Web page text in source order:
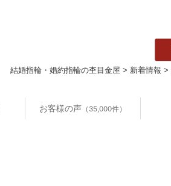
結婚指輪・婚約指輪の杢目金屋 > 新着情報 >
お客様の声 （35,000件）